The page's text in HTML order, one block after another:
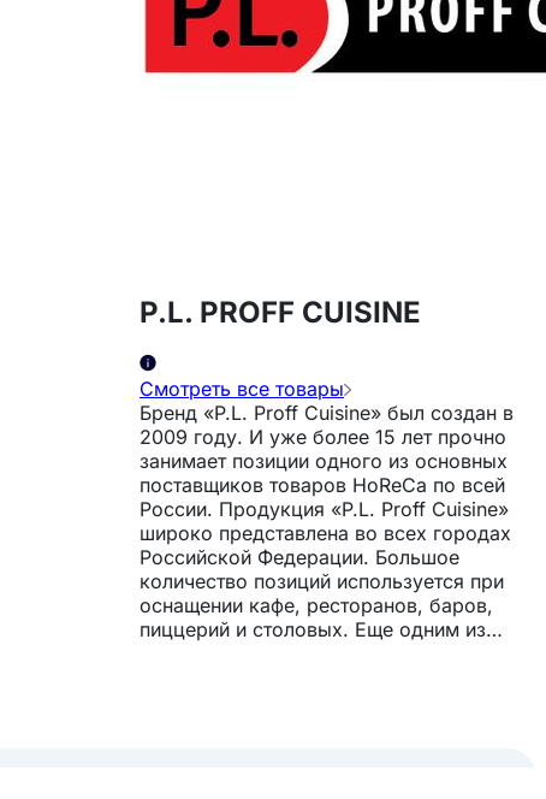
P.L. PROFF CUISINE
Смотреть все товары
Бренд «P.L. Proff Cuisine» был создан в
2009 году. И уже более 15 лет прочно
занимает позиции одного из основных
поставщиков товаров HoReCa по всей
России. Продукция «P.L. Proff Cuisine»
широко представлена во всех городах
Российской Федерации. Большое
количество позиций используется при
оснащении кафе, ресторанов, баров,
пиццерий и столовых. Еще одним из